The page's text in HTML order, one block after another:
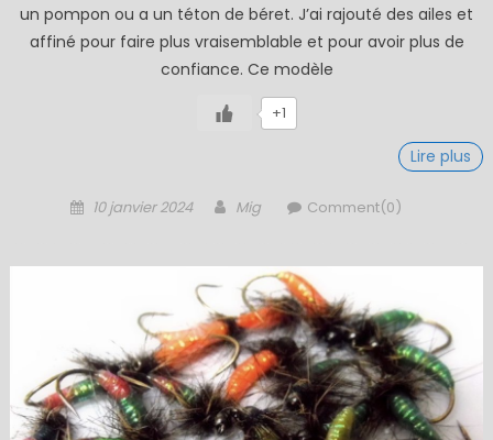
un pompon ou a un téton de béret. J’ai rajouté des ailes et
affiné pour faire plus vraisemblable et pour avoir plus de
confiance. Ce modèle
+1
Lire plus
Posted
10 janvier 2024 Author
Mig Comment(0)